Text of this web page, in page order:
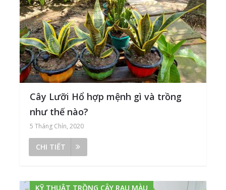
Cây Lưỡi Hổ hợp mệnh gì và trồng
như thế nào?
5 Tháng Chín, 2020
CHI TIẾT
KỸ THUẬT TRỒNG CÂY RAU MÀU